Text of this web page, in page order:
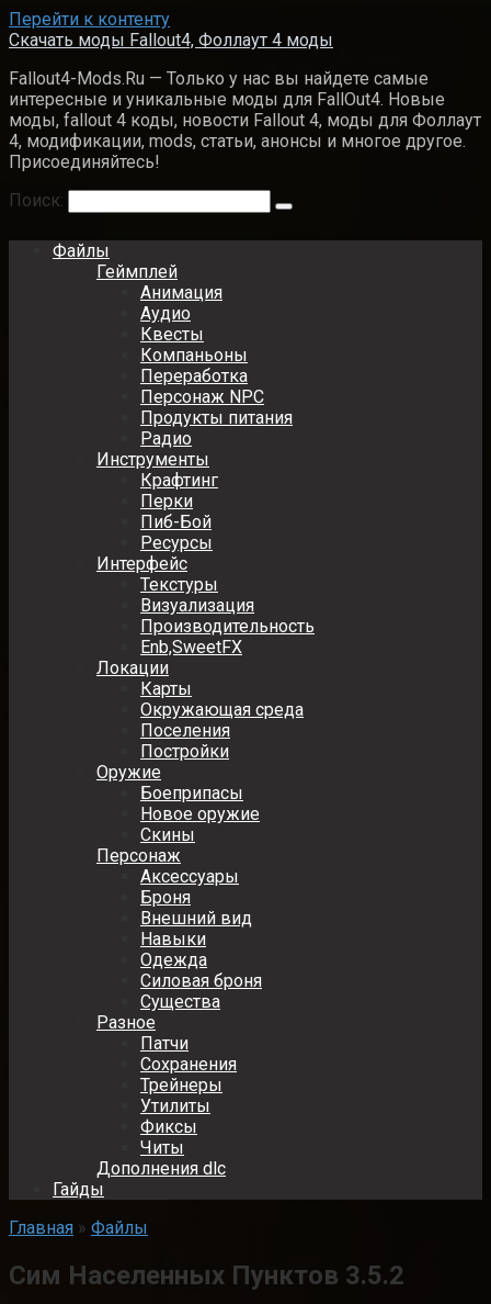
Перейти к контенту
Скачать моды Fallout4, Фоллаут 4 моды
Fallout4-Mods.Ru — Только у нас вы найдете самые
интересные и уникальные моды для FallOut4. Новые
моды, fallout 4 коды, новости Fallout 4, моды для Фоллаут
4, модификации, mods, статьи, анонсы и многое другое.
Присоединяйтесь!
Поиск:
Файлы
Геймплей
Анимация
Аудио
Квесты
Компаньоны
Переработка
Персонаж NPC
Продукты питания
Радио
Инструменты
Крафтинг
Перки
Пиб-Бой
Ресурсы
Интерфейс
Текстуры
Визуализация
Производительность
Enb,SweetFX
Локации
Карты
Окружающая среда
Поселения
Постройки
Оружие
Боеприпасы
Новое оружие
Скины
Персонаж
Аксессуары
Броня
Внешний вид
Навыки
Одежда
Силовая броня
Существа
Разное
Патчи
Сохранения
Трейнеры
Утилиты
Фиксы
Читы
Дополнения dlc
Гайды
Главная » Файлы
Сим Населенных Пунктов 3.5.2